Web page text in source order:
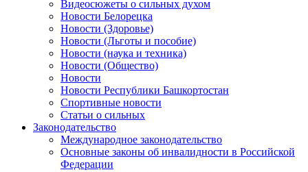
Видеосюжеты о сильных духом
Новости Белорецка
Новости (Здоровье)
Новости (Льготы и пособие)
Новости (наука и техника)
Новости (Общество)
Новости
Новости Республики Башкортостан
Спортивные новости
Статьи о сильных
Законодательство
Международное законодательство
Основные законы об инвалидности в Российской
Федерации